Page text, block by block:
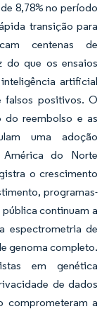
8,78% no período
transição para
centenas de
do que os ensaios
artificial
falsos positivos. O
do reembolso e as
uma adoção
do Norte
o crescimento
programas-
continuam a
espectrometria de
genoma completo.
em genética
de dados
comprometeram a